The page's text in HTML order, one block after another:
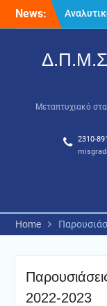
News:
(MIS)
Εαρινού
Μεταπτυχιακό
2310-
Home
2022-2023